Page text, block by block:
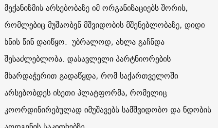
მექანიზმის არსებობაზე იმ ორგანიზაციებს შორის,
რომლებიც მუშაობენ მშვიდობის მშენებლობაზე, დიდი
ხნის წინ დაიწყო. უბრალოდ, ახლა გაჩნდა
შესაძლებლობა. დასავლელი პარტნიორების
მხარდაჭერით გადაწყდა, რომ საქართველოში
არსებობდეს ისეთი პლატფორმა, რომელიც
კოორდინირებულად იმუშავებს სამშვიდობო და ნდობის